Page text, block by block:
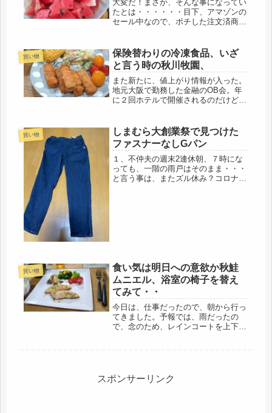
大変だ！まさか、そんな事になってい
たとは・・・・・・目下、アマゾンの
セール中なので、ポチした注文済商品
ブ」が不明で、引っ越し前から旧住所
に届かないように買い物を控えていた
の...
買い物
保険替わりの冷凍食品、いざ
と言う時の秋川牧園、
また新たに、値上がり情報が入った。
地元大阪で勤務した金融のOB会。年
に２回ホテルで開催されるのだけど、
げになるとのこと・・・元々、会社が
被ってくれるので、交通費程度の参加
費...
買い物
しまむら大創業祭で見つけた
ファスナーなしGパン
１、不仲夫の週末2連休朝、７時にな
っても、一階の雨戸はそのまま・・・
と言う事は、またズル休み？コロナの
買い物
食い気は明日への意欲か秋鮭
ムニエル、浴室の椅子を替え
てみて・・
今日は、仕事だったので、朝から行っ
てきました。予報では、雨だったの
で、念のため、レインコートを上下持
や不...
スポンサーリンク